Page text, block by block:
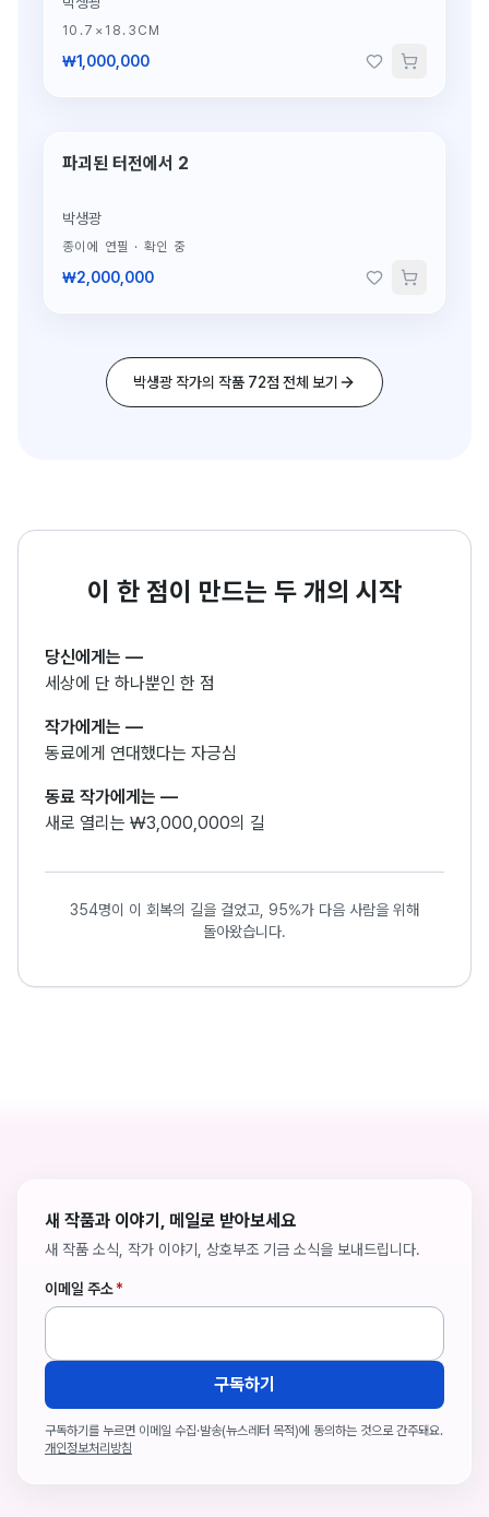
10.7×18.3CM
₩1,000,000
단 1점뿐인 원작
파괴된 터전에서 2
박생광
종이에 연필 · 확인 중
₩2,000,000
박생광 작가의 작품 72점 전체 보기
이 한 점이 만드는 두 개의 시작
당신에게는 —
세상에 단 하나뿐인 한 점
작가에게는 —
동료에게 연대했다는 자긍심
동료 작가에게는 —
새로 열리는 ₩3,000,000의 길
354명이 이 회복의 길을 걸었고, 95%가 다음 사람을 위해
돌아왔습니다.
새 작품과 이야기, 메일로 받아보세요
새 작품 소식, 작가 이야기, 상호부조 기금 소식을 보내드립니다.
이메일 주소*
구독하기
구독하기를 누르면 이메일 수집·발송(뉴스레터 목적)에 동의하는 것으로 간주돼요.
개인정보처리방침